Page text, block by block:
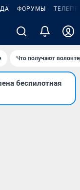
ФОРУМЫ
Что получают
беспилотная